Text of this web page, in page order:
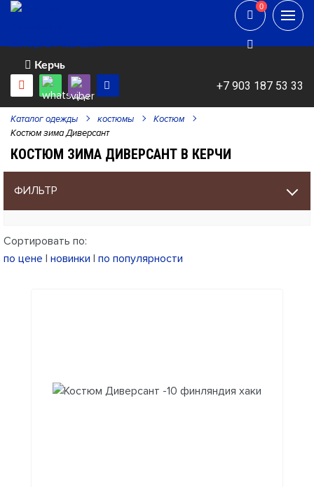
Керчь
+7 903 187 53 33
0
0
Каталог одежды костюмы
Костюм
Костюм зима Диверсант
КОСТЮМ ЗИМА ДИВЕРСАНТ В КЕРЧИ
ФИЛЬТР
Сортировать по:
по цене | новинки | по популярности